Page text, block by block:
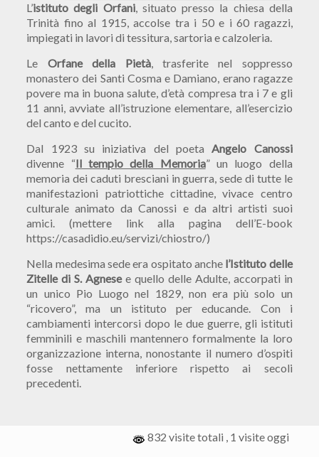
L’istituto degli Orfani, situato presso la chiesa della
Trinità fino al 1915, accolse tra i 50 e i 60 ragazzi,
impiegati in lavori di tessitura, sartoria e calzoleria.
Le Orfane della Pietà, trasferite nel soppresso
monastero dei Santi Cosma e Damiano, erano ragazze
povere ma in buona salute, d’età compresa tra i 7 e gli
11 anni, avviate all’istruzione elementare, all’esercizio
del canto e del cucito.
Dal 1923 su iniziativa del poetaAngelo Canossi
divenne “Il tempio della Memoria” un luogo della
memoria dei caduti bresciani in guerra, sede di tutte le
manifestazioni patriottiche cittadine, vivace centro
culturale animato da Canossi e da altri artisti suoi
amici. (mettere link alla pagina dell’E-book
https://casadidio.eu/servizi/chiostro/)
Nella medesima sede era ospitato anche l’Istituto delle
Zitelle di S. Agnesee quello delle Adulte, accorpati in
un unico Pio Luogo nel 1829, non era più solo un
“ricovero”, ma un istituto per educande. Con i
cambiamenti intercorsi dopo le due guerre, gli istituti
femminili e maschili mantennero formalmente la loro
organizzazione interna, nonostante il numero d’ospiti
fosse nettamente inferiore rispetto ai secoli
precedenti.
832 visite totali , 1 visite oggi